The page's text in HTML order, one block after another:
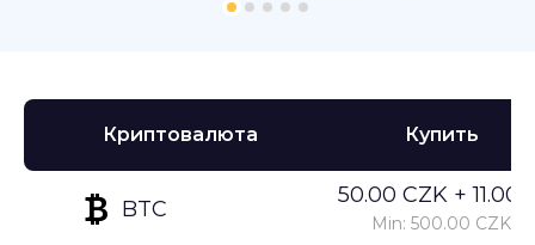
Криптовалюта
BTC
Купить
50.00 CZK +
Min: 500.00 CZK